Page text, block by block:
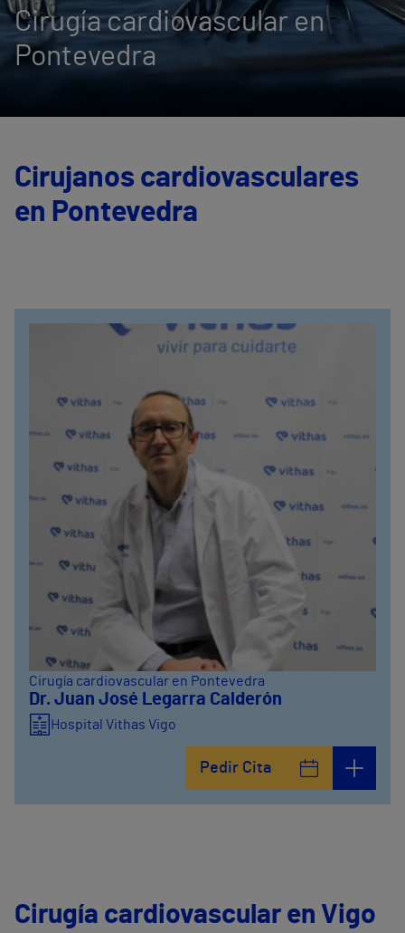
Cirugía cardiovascular en
Pontevedra
Cirujanos cardiovasculares
en Pontevedra
Cirugía cardiovascular en Pontevedra
Dr. Juan José Legarra Calderón
Hospital Vithas Vigo
Pedir Cita
Cirugía cardiovascular en Vigo